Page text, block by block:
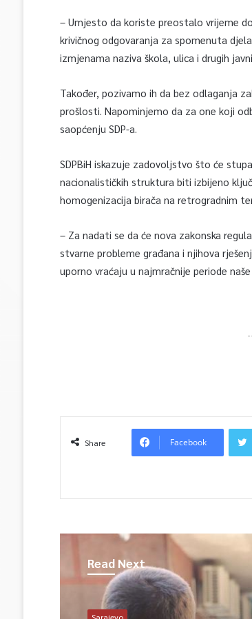
– Umjesto da koriste preostalo vrijeme
krivičnog odgovaranja za spomenuta
izmjenama naziva škola, ulica i drugih
Također, pozivamo ih da bez odlaganja
prošlosti. Napominjemo da za one koji
saopćenju SDP-a.
SDPBiH iskazuje zadovoljstvo što će
nacionalističkih struktura biti izbijeno
homogenizacija birača na retrogradnim
– Za nadati se da će nova zakonska
stvarne probleme građana i njihova
uporno vraćaju u najmračnije periode
Share Facebook
Read Next